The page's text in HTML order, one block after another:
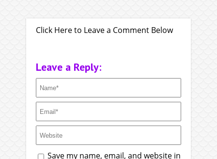
Click Here to Leave a Comment Below
Leave a Reply:
Save my name, email, and website in